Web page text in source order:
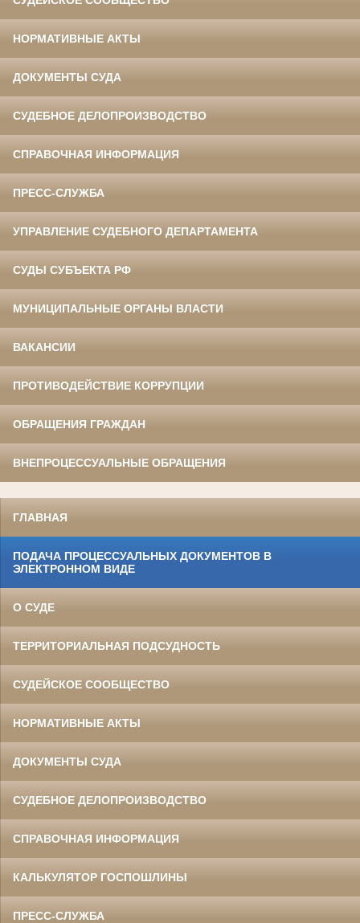
НОРМАТИВНЫЕ АКТЫ
ДОКУМЕНТЫ СУДА
СУДЕБНОЕ ДЕЛОПРОИЗВОДСТВО
СПРАВОЧНАЯ ИНФОРМАЦИЯ
ПРЕСС-СЛУЖБА
УПРАВЛЕНИЕ СУДЕБНОГО ДЕПАРТАМЕНТА
СУДЫ СУБЪЕКТА РФ
МУНИЦИПАЛЬНЫЕ ОРГАНЫ ВЛАСТИ
ВАКАНСИИ
ПРОТИВОДЕЙСТВИЕ КОРРУПЦИИ
ОБРАЩЕНИЯ ГРАЖДАН
ВНЕПРОЦЕССУАЛЬНЫЕ ОБРАЩЕНИЯ
ГЛАВНАЯ
ПОДАЧА ПРОЦЕССУАЛЬНЫХ ДОКУМЕНТОВ В
ЭЛЕКТРОННОМ ВИДЕ
О СУДЕ
ТЕРРИТОРИАЛЬНАЯ ПОДСУДНОСТЬ
СУДЕЙСКОЕ СООБЩЕСТВО
НОРМАТИВНЫЕ АКТЫ
ДОКУМЕНТЫ СУДА
СУДЕБНОЕ ДЕЛОПРОИЗВОДСТВО
СПРАВОЧНАЯ ИНФОРМАЦИЯ
КАЛЬКУЛЯТОР ГОСПОШЛИНЫ
ПРЕСС-СЛУЖБА